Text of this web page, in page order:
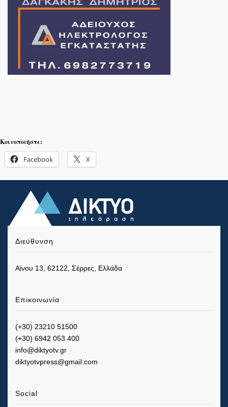
Κοινοποιήστε:
Facebook X
Διεύθυνση
Αίνου 13, 62122, Σέρρες, Ελλάδα
Επικοινωνία
(+30) 23210 51500
(+30) 6942 053 400
info@diktyotv.gr
diktyotvpress@gmail.com
Social